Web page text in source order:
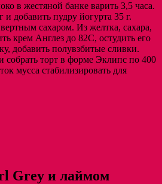
в жестяной банке варить 3,5 часа.
и добавить пудру йогурта 35 г.
сахаром. Из желтка, сахара,
крем Англез до 82С, остудить его
добавить полувзбитые сливки.
собрать торт в форме Эклипс по 400
мусса стабилизировать для
Grey и лаймом